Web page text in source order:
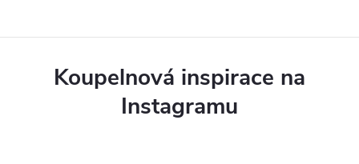
Koupelnová inspirace na
Instagramu